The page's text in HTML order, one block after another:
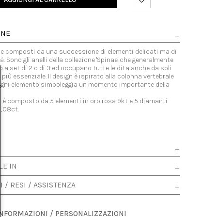
composti da una successione di elementi delicati ma di
Sono gli anelli della collezione 'Spinae' che generalmente
a set di 2 o di 3 ed occupano tutte le dita anche da soli
più essenziale. Il design è ispirato alla colonna vertebrale
elemento simboleggia un momento importante della
è composto da 5 elementi in oro rosa 9kt e 5 diamanti
IN
/ RESI / ASSISTENZA
/ PERSONALIZZAZIONI